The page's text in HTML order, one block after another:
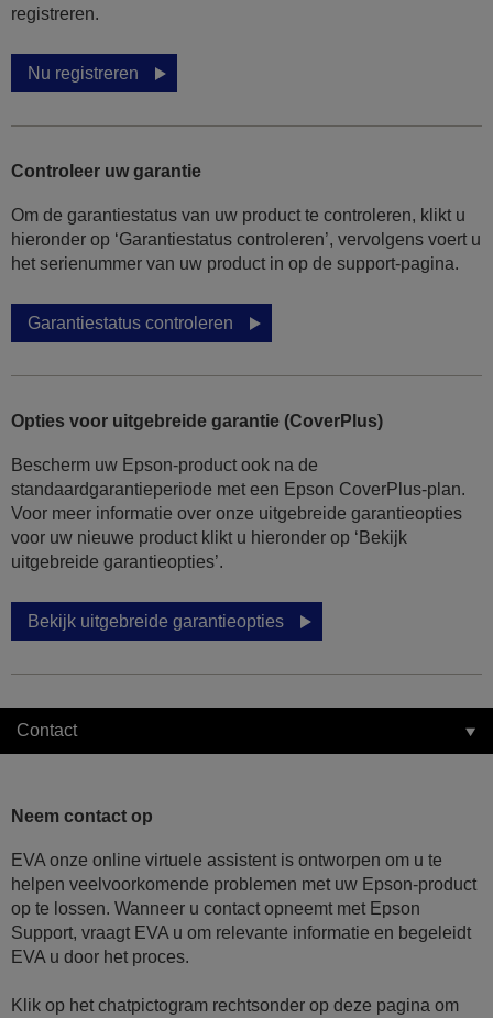
registreren.
Nu registreren
Controleer uw garantie
Om de garantiestatus van uw product te controleren, klikt u
hieronder op ‘Garantiestatus controleren’, vervolgens voert u
het serienummer van uw product in op de support-pagina.
Garantiestatus controleren
Opties voor uitgebreide garantie (CoverPlus)
Bescherm uw Epson-product ook na de
standaardgarantieperiode met een Epson CoverPlus-plan.
Voor meer informatie over onze uitgebreide garantieopties
voor uw nieuwe product klikt u hieronder op ‘Bekijk
uitgebreide garantieopties’.
Bekijk uitgebreide garantieopties
Contact
Neem contact op
EVA onze online virtuele assistent is ontworpen om u te
helpen veelvoorkomende problemen met uw Epson-product
op te lossen. Wanneer u contact opneemt met Epson
Support, vraagt EVA u om relevante informatie en begeleidt
EVA u door het proces.
Klik op het chatpictogram rechtsonder op deze pagina om